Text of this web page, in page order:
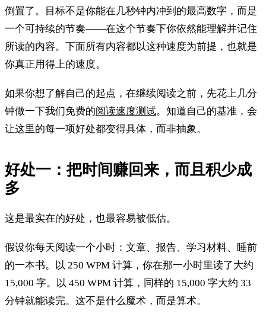
倒置了。目标不是你能在几秒钟内冲到的最高数字，而是
一个可持续的节奏——在这个节奏下你依然能理解并记住
所读的内容。下面所有内容都以这种速度为前提，也就是
你真正用得上的速度。
如果你想了解自己的起点，在继续阅读之前，先花上几分
钟做一下我们免费的阅读速度测试。知道自己的基准，会
让这里的每一项好处都变得具体，而非抽象。
好处一：把时间赚回来，而且积少成
多
这是最实在的好处，也最容易被低估。
假设你每天阅读一个小时：文章、报告、学习材料、睡前
的一本书。以 250 WPM 计算，你在那一小时里读了大约
15,000 字。以 450 WPM 计算，同样的 15,000 字大约 33
分钟就能读完。这不是什么魔术，而是算术。